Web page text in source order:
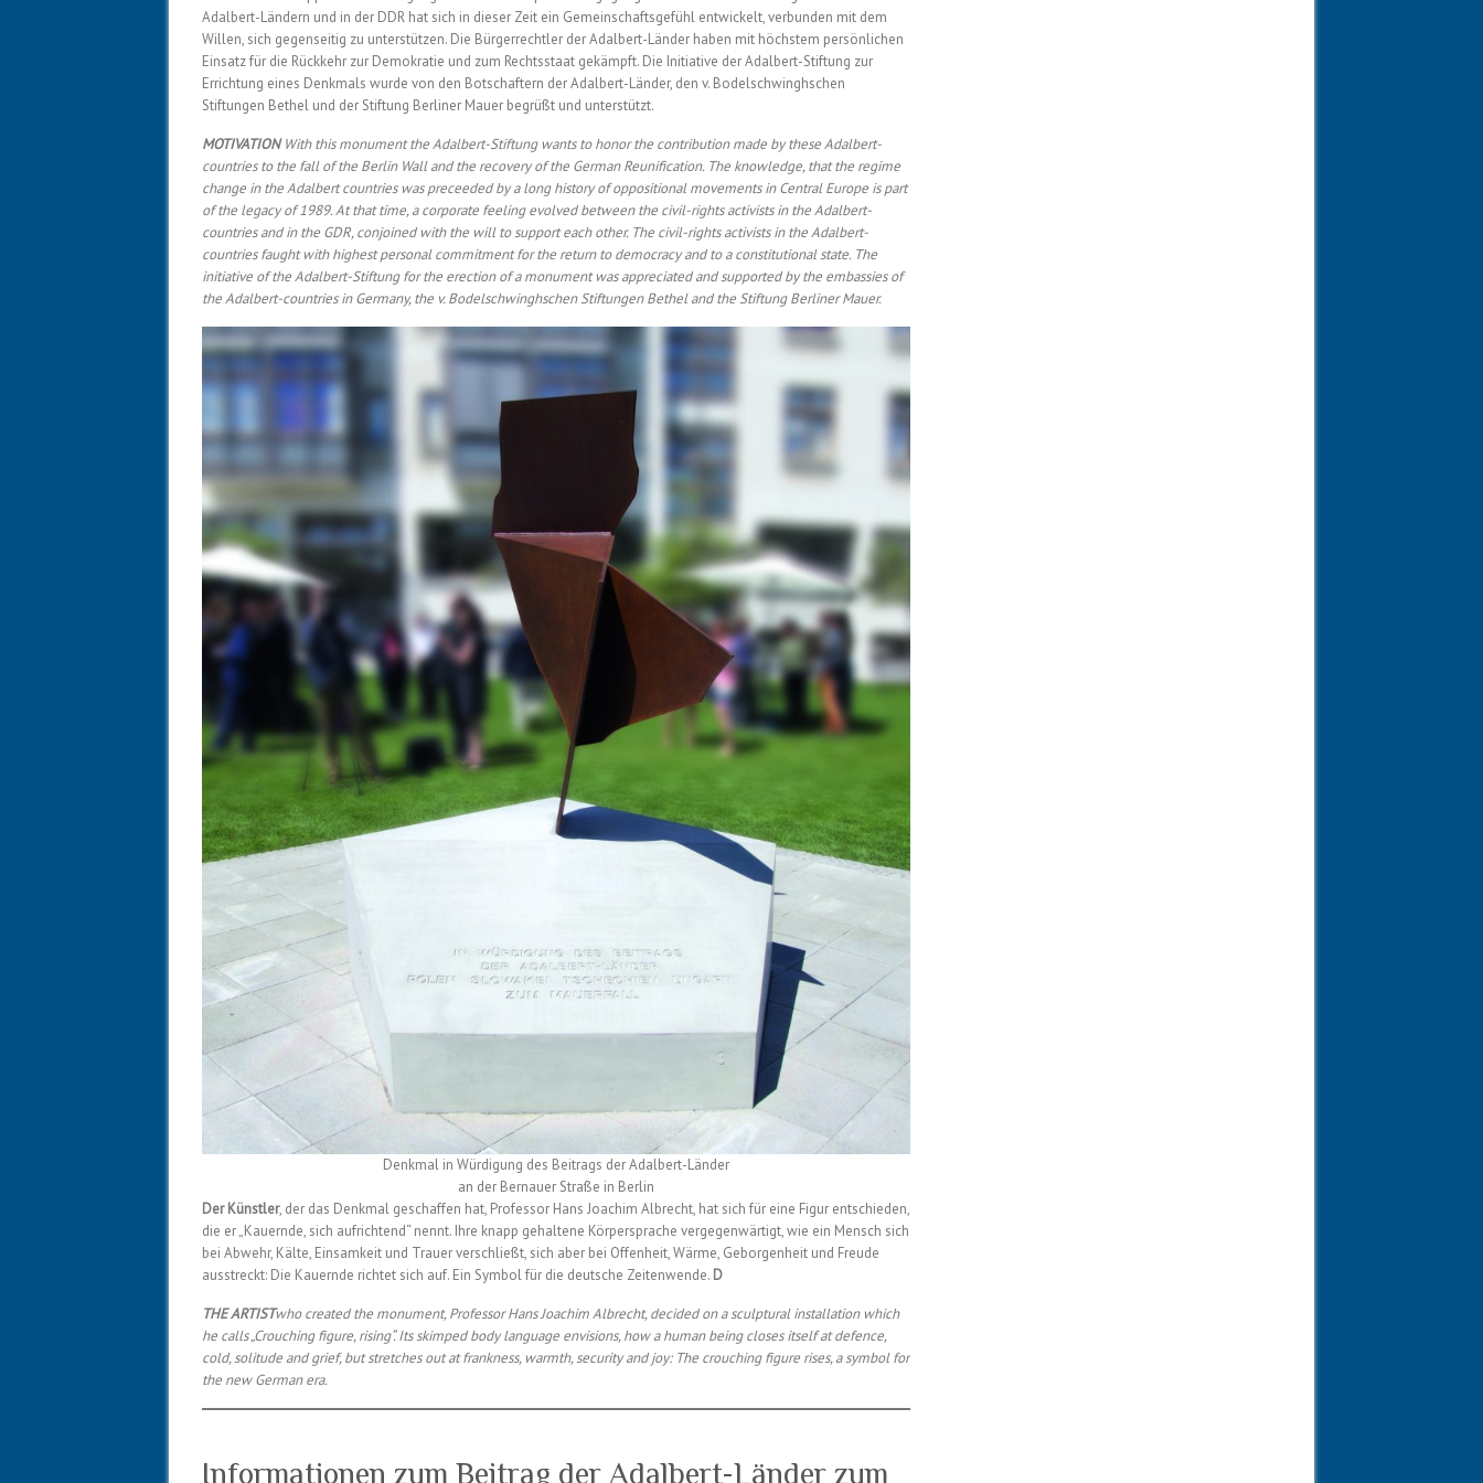
Adalbert-Ländern und in der DDR hat sich in dieser Zeit ein Gemeinschaftsgefühl entwickelt, verbunden mit dem
Willen, sich gegenseitig zu unterstützen. Die Bürgerrechtler der Adalbert-Länder haben mit höchstem persönlichen
Einsatz für die Rückkehr zur Demokratie und zum Rechtsstaat gekämpft. Die Initiative der Adalbert-Stiftung zur
Errichtung eines Denkmals wurde von den Botschaftern der Adalbert-Länder, den v. Bodelschwinghschen
Stiftungen Bethel und der Stiftung Berliner Mauer begrüßt und unterstützt.
MOTIVATIONWith this monument the Adalbert-Stiftung wants to honor the contribution made by these Adalbert-
countries to the fall of the Berlin Wall and the recovery of the German Reunification. The knowledge, that the regime
change in the Adalbert countries was preceeded by a long history of oppositional movements in Central Europe is part
of the legacy of 1989. At that time, a corporate feeling evolved between the civil-rights activists in the Adalbert-
countries and in the GDR, conjoined with the will to support each other. The civil-rights activists in the Adalbert-
countries faught with highest personal commitment for the return to democracy and to a constitutional state. The
initiative of the Adalbert-Stiftung for the erection of a monument was appreciated and supported by the embassies of
the Adalbert-countries in Germany, the v. Bodelschwinghschen Stiftungen Bethel and the Stiftung Berliner Mauer.
Denkmal in Würdigung des Beitrags der Adalbert-Länder
an der Bernauer Straße in Berlin
Der Künstler, der das Denkmal geschaffen hat, Professor Hans Joachim Albrecht, hat sich für eine Figur entschieden,
die er „Kauernde, sich aufrichtend“ nennt. Ihre knapp gehaltene Körpersprache vergegenwärtigt, wie ein Mensch sich
bei Abwehr, Kälte, Einsamkeit und Trauer verschließt, sich aber bei Offenheit, Wärme, Geborgenheit und Freude
ausstreckt: Die Kauernde richtet sich auf. Ein Symbol für die deutsche Zeitenwende. D
THE ARTISTwho created the monument, Professor Hans Joachim Albrecht, decided on a sculptural installation which
he calls „Crouching figure, rising“. Its skimped body language envisions, how a human being closes itself at defence,
cold, solitude and grief, but stretches out at frankness, warmth, security and joy: The crouching figure rises, a symbol for
the new German era.
Informationen zum Beitrag der Adalbert-Länder zum